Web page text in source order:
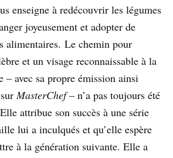
enseigne à redécouvrir les légumes
joyeusement et adopter de
alimentaires. Le chemin pour
et un visage reconnaissable à la
– avec sa propre émission ainsi
MasterChef– n’a pas toujours été
attribue son succès à une série
lui a inculqués et qu’elle espère
à la génération suivante. Elle a